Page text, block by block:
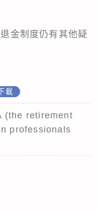
金制度仍有其他疑
下載
(the retirement
professionals